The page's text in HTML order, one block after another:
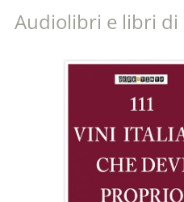
Audiolibri e libri di